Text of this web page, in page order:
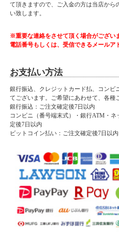
て頂きますので、ご入金の方は当店から
い致します。
※重要な連絡をさせて頂く場合がござい
電話番号もしくは、受信できるメールア
お支払い方法
銀行振込、クレジットカード払、コンビ
てございます。ご希望にあわせて、各種
銀行振込：ご注文確定後7日以内
コンビニ（番号端末式）・銀行ATM・
定後7日以内
ビットコイン払い：ご注文確定後7日以内